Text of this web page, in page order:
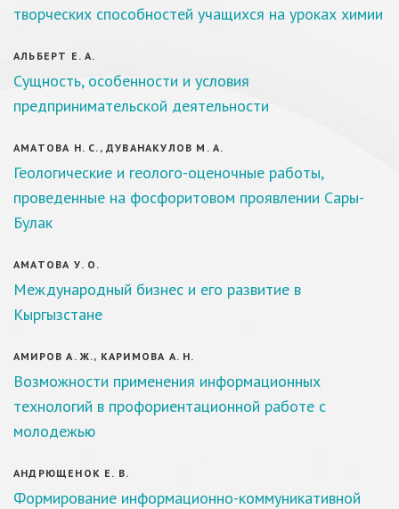
творческих способностей учащихся на уроках химии
АЛЬБЕРТ Е. А.
Сущность, особенности и условия
предпринимательской деятельности
АМАТОВА Н. С., ДУВАНАКУЛОВ М. А.
Геологические и геолого-оценочные работы,
проведенные на фосфоритовом проявлении Сары-
Булак
АМАТОВА У. О.
Международный бизнес и его развитие в
Кыргызстане
АМИРОВ А. Ж., КАРИМОВА А. Н.
Возможности применения информационных
технологий в профориентационной работе с
молодежью
АНДРЮЩЕНОК Е. В.
Формирование информационно-коммуникативной